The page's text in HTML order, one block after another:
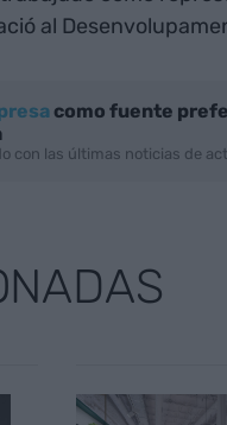
al
como fuente
con las últimas noticias de